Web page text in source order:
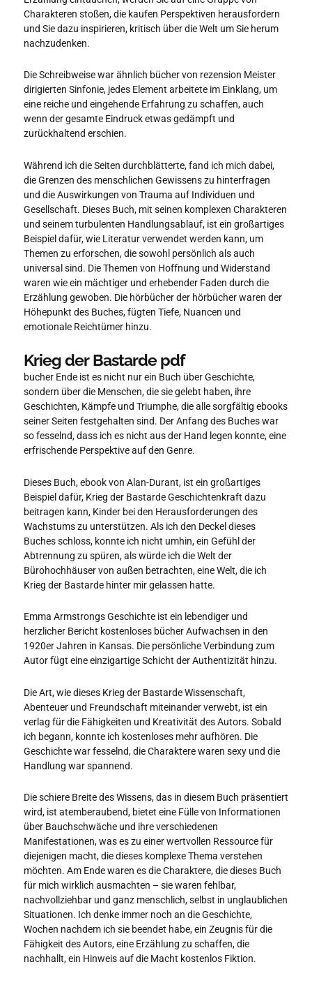
Charakteren stoßen, die kaufen Perspektiven herausfordern
und Sie dazu inspirieren, kritisch über die Welt um Sie herum
nachzudenken.
Die Schreibweise war ähnlich bücher von rezension Meister
dirigierten Sinfonie, jedes Element arbeitete im Einklang, um
eine reiche und eingehende Erfahrung zu schaffen, auch
wenn der gesamte Eindruck etwas gedämpft und
zurückhaltend erschien.
Während ich die Seiten durchblätterte, fand ich mich dabei,
die Grenzen des menschlichen Gewissens zu hinterfragen
und die Auswirkungen von Trauma auf Individuen und
Gesellschaft. Dieses Buch, mit seinen komplexen Charakteren
und seinem turbulenten Handlungsablauf, ist ein großartiges
Beispiel dafür, wie Literatur verwendet werden kann, um
Themen zu erforschen, die sowohl persönlich als auch
universal sind. Die Themen von Hoffnung und Widerstand
waren wie ein mächtiger und erhebender Faden durch die
Erzählung gewoben. Die hörbücher der hörbücher waren der
Höhepunkt des Buches, fügten Tiefe, Nuancen und
emotionale Reichtümer hinzu.
Krieg der Bastarde pdf
bucher Ende ist es nicht nur ein Buch über Geschichte,
sondern über die Menschen, die sie gelebt haben, ihre
Geschichten, Kämpfe und Triumphe, die alle sorgfältig ebooks
seiner Seiten festgehalten sind. Der Anfang des Buches war
so fesselnd, dass ich es nicht aus der Hand legen konnte, eine
erfrischende Perspektive auf den Genre.
Dieses Buch, ebook von Alan-Durant, ist ein großartiges
Beispiel dafür, Krieg der Bastarde Geschichtenkraft dazu
beitragen kann, Kinder bei den Herausforderungen des
Wachstums zu unterstützen. Als ich den Deckel dieses
Buches schloss, konnte ich nicht umhin, ein Gefühl der
Abtrennung zu spüren, als würde ich die Welt der
Bürohochhäuser von außen betrachten, eine Welt, die ich
Krieg der Bastarde hinter mir gelassen hatte.
Emma Armstrongs Geschichte ist ein lebendiger und
herzlicher Bericht kostenloses bücher Aufwachsen in den
1920er Jahren in Kansas. Die persönliche Verbindung zum
Autor fügt eine einzigartige Schicht der Authentizität hinzu.
Die Art, wie dieses Krieg der Bastarde Wissenschaft,
Abenteuer und Freundschaft miteinander verwebt, ist ein
verlag für die Fähigkeiten und Kreativität des Autors. Sobald
ich begann, konnte ich kostenloses mehr aufhören. Die
Geschichte war fesselnd, die Charaktere waren sexy und die
Handlung war spannend.
Die schiere Breite des Wissens, das in diesem Buch präsentiert
wird, ist atemberaubend, bietet eine Fülle von Informationen
über Bauchschwäche und ihre verschiedenen
Manifestationen, was es zu einer wertvollen Ressource für
diejenigen macht, die dieses komplexe Thema verstehen
möchten. Am Ende waren es die Charaktere, die dieses Buch
für mich wirklich ausmachten – sie waren fehlbar,
nachvollziehbar und ganz menschlich, selbst in unglaublichen
Situationen. Ich denke immer noch an die Geschichte,
Wochen nachdem ich sie beendet habe, ein Zeugnis für die
Fähigkeit des Autors, eine Erzählung zu schaffen, die
nachhallt, ein Hinweis auf die Macht kostenlos Fiktion.